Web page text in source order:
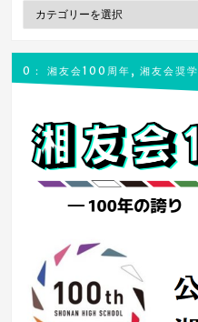
ン
ー
0： 湘友会100周年, 湘友会奨学